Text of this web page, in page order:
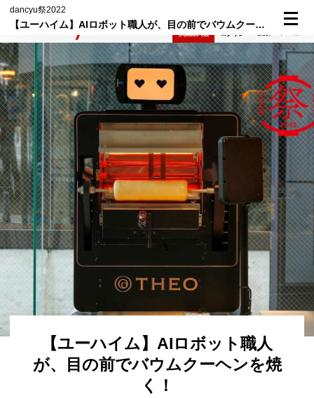
dancyu祭2022
【ユーハイム】AIロボット職人が、目の前でバウムクーヘンを焼く！
【ユーハイム】AIロボット職人
が、目の前でバウムクーヘンを焼
く！